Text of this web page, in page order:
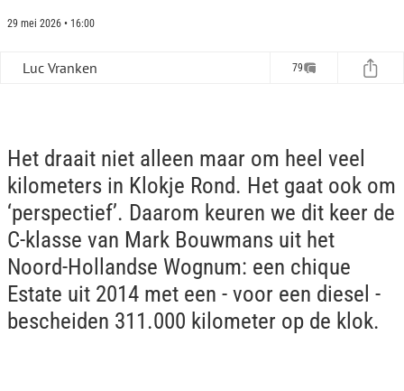
29 mei 2026 • 16:00
Luc Vranken 79
Het draait niet alleen maar om heel veel
kilometers in Klokje Rond. Het gaat ook om
‘perspectief’. Daarom keuren we dit keer de
C-klasse van Mark Bouwmans uit het
Noord-Hollandse Wognum: een chique
Estate uit 2014 met een - voor een diesel -
bescheiden 311.000 kilometer op de klok.